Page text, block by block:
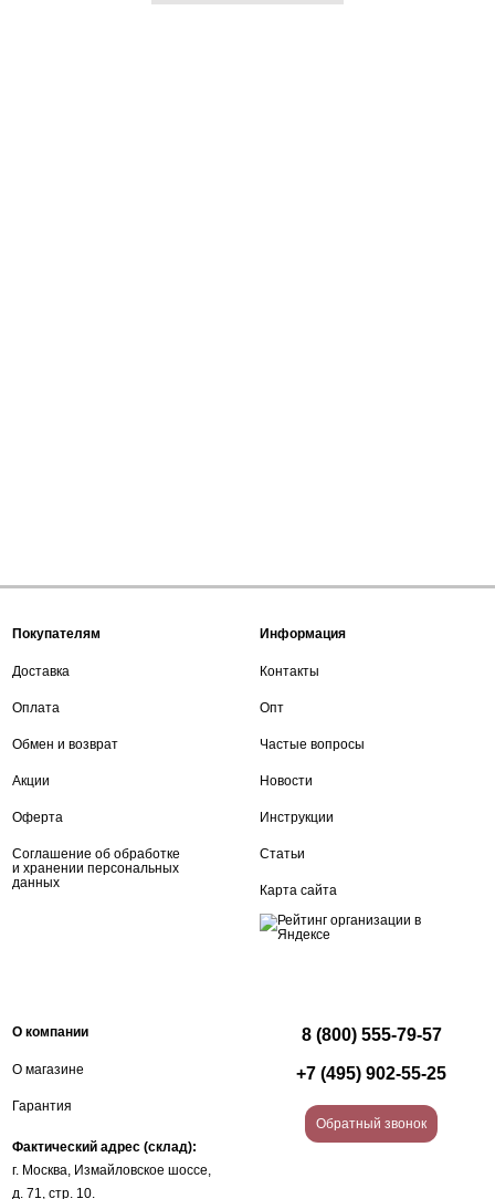
Покупателям
Доставка
Оплата
Обмен и возврат
Акции
Оферта
Соглашение об обработке
и хранении персональных
данных
Информация
Контакты
Опт
Частые вопросы
Новости
Инструкции
Статьи
Карта сайта
О компании
О магазине
Гарантия
Фактический адрес (склад):
г. Москва, Измайловское шоссе,
д. 71, стр. 10.
8 (800) 555-79-57
+7 (495) 902-55-25
Обратный звонок